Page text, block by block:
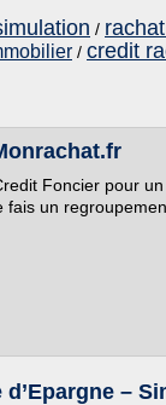
/
/ credit
Foncier pour
un
–